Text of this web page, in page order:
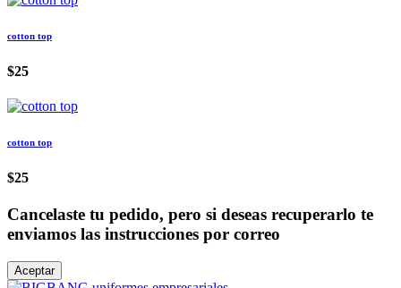
cotton top
$25
cotton top
$25
Cancelaste tu pedido, pero si deseas recuperarlo te
enviamos las instrucciones por correo
Aceptar